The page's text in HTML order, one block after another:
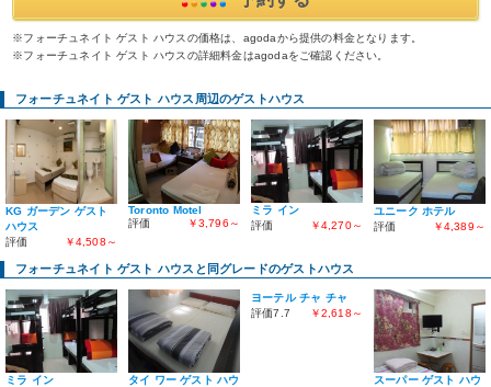
※フォーチュネイト ゲスト ハウスの価格は、agodaから提供の料金となります。
※フォーチュネイト ゲスト ハウスの詳細料金はagodaをご確認ください。
フォーチュネイト ゲスト ハウス周辺のゲストハウス
KG ガーデン ゲスト
ハウス
評価
￥4,508～
Toronto Motel
評価
￥3,796～
ミラ イン
評価
￥4,270～
ユニーク ホテル
評価
￥4,389～
フォーチュネイト ゲスト ハウスと同グレードのゲストハウス
ミラ イン
タイ ワー ゲスト ハウ
ヨーテル チャ チャ
評価7.7
￥2,618～
スーパー ゲスト ハウ